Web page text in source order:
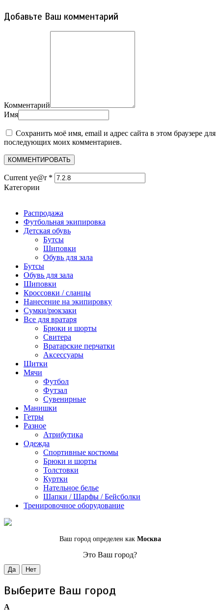
Добавьте Ваш комментарий
Комментарий
Имя
Сохранить моё имя, email и адрес сайта в этом браузере для
последующих моих комментариев.
Current ye@r *
Категории
Распродажа
Футбольная экипировка
Детская обувь
Бутсы
Шиповки
Обувь для зала
Бутсы
Обувь для зала
Шиповки
Кроссовки / сланцы
Нанесение на экипировку
Сумки/рюкзаки
Все для вратаря
Брюки и шорты
Cвитера
Вратарские перчатки
Аксессуары
Щитки
Мячи
Футбол
Футзал
Сувенирные
Манишки
Гетры
Разное
Атрибутика
Одежда
Спортивные костюмы
Брюки и шорты
Толстовки
Куртки
Нательное белье
Шапки / Шарфы / Бейсболки
Тренировочное оборудование
Ваш город определен как Москва
Это Ваш город?
Да Нет
Выберите Ваш город
А